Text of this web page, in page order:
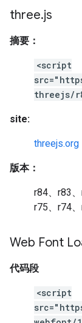
three.js
摘要：
<script
threejs/
site:
threejs.org
版本：
r84、r83
r75、r74
Web Font
代码段
<script